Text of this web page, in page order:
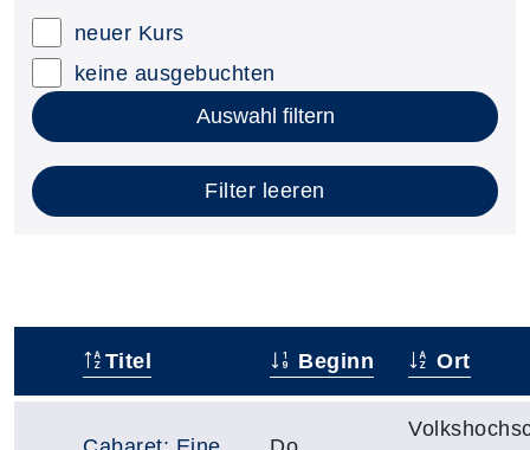
neuer Kurs
keine ausgebuchten
Auswahl filtern
Filter leeren
Titel Beginn Ort